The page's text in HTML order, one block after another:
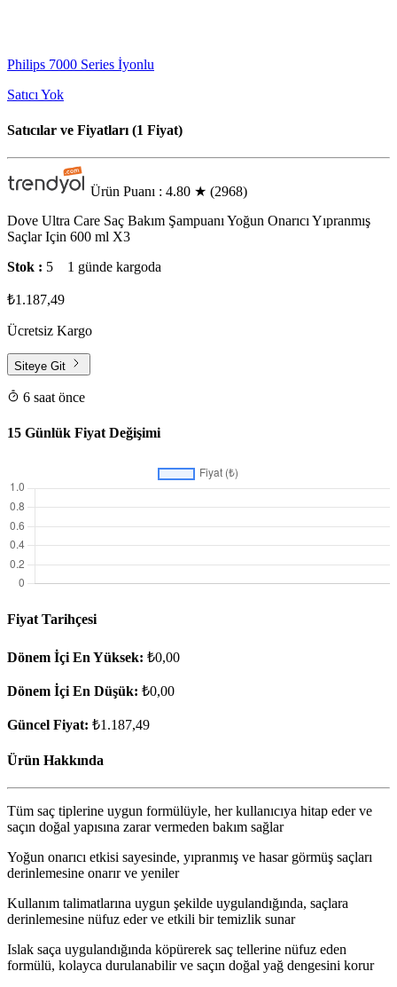
Philips 7000 Series İyonlu
Satıcı Yok
Satıcılar ve Fiyatları (1 Fiyat)
Ürün Puanı : 4.80 ★ (2968)
Dove Ultra Care Saç Bakım Şampuanı Yoğun Onarıcı Yıpranmış
Saçlar Için 600 ml X3
Stok : 5 1 günde kargoda
₺1.187,49
Ücretsiz Kargo
Siteye Git
6 saat önce
15 Günlük Fiyat Değişimi
Fiyat Tarihçesi
Dönem İçi En Yüksek: ₺0,00
Dönem İçi En Düşük: ₺0,00
Güncel Fiyat: ₺1.187,49
Ürün Hakkında
Tüm saç tiplerine uygun formülüyle, her kullanıcıya hitap eder ve
saçın doğal yapısına zarar vermeden bakım sağlar
Yoğun onarıcı etkisi sayesinde, yıpranmış ve hasar görmüş saçları
derinlemesine onarır ve yeniler
Kullanım talimatlarına uygun şekilde uygulandığında, saçlara
derinlemesine nüfuz eder ve etkili bir temizlik sunar
Islak saça uygulandığında köpürerek saç tellerine nüfuz eden
formülü, kolayca durulanabilir ve saçın doğal yağ dengesini korur